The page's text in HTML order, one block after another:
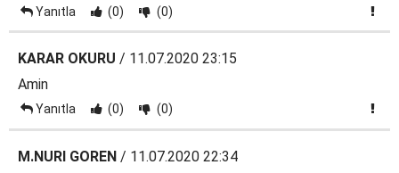
Yanıtla (0) (0)
KARAR OKURU / 11.07.2020 23:15
Amin
Yanıtla (0) (0)
M.NURI GOREN / 11.07.2020 22:34